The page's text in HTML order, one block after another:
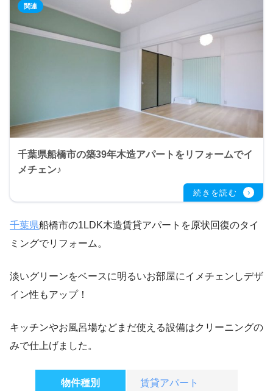
千葉県船橋市の築39年木造アパートをリフォームでイ
メチェン♪
千葉県船橋市の1LDK木造賃貸アパートを原状回復のタイ
ミングでリフォーム。
淡いグリーンをベースに明るいお部屋にイメチェンしデザ
イン性もアップ！
キッチンやお風呂場などまだ使える設備はクリーニングの
みで仕上げました。
物件種別 賃貸アパート